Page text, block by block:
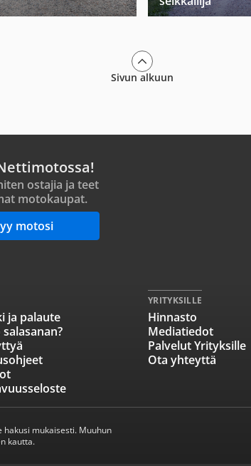
Sivun alkuun
ostajia ja teet
motokaupat.
motosi
ja palaute
YRITYKSILLE
Hinnasto
Mediatiedot
Palvelut Yrityksille
Ota yhteyttä
mukaisesti. Muuhun
kautta.